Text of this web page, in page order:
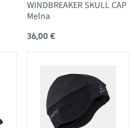
WINDBREAKER SKULL CAP
Melna
36,00 €